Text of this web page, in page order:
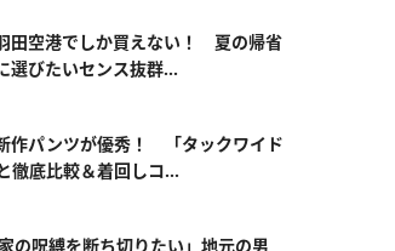
田空港でしか買えない！ 夏の帰省
選びたいセンス抜群...
作パンツが優秀！ 「タックワイド
徹底比較＆着回しコ...
の呪縛を断ち切りたい」地元の男